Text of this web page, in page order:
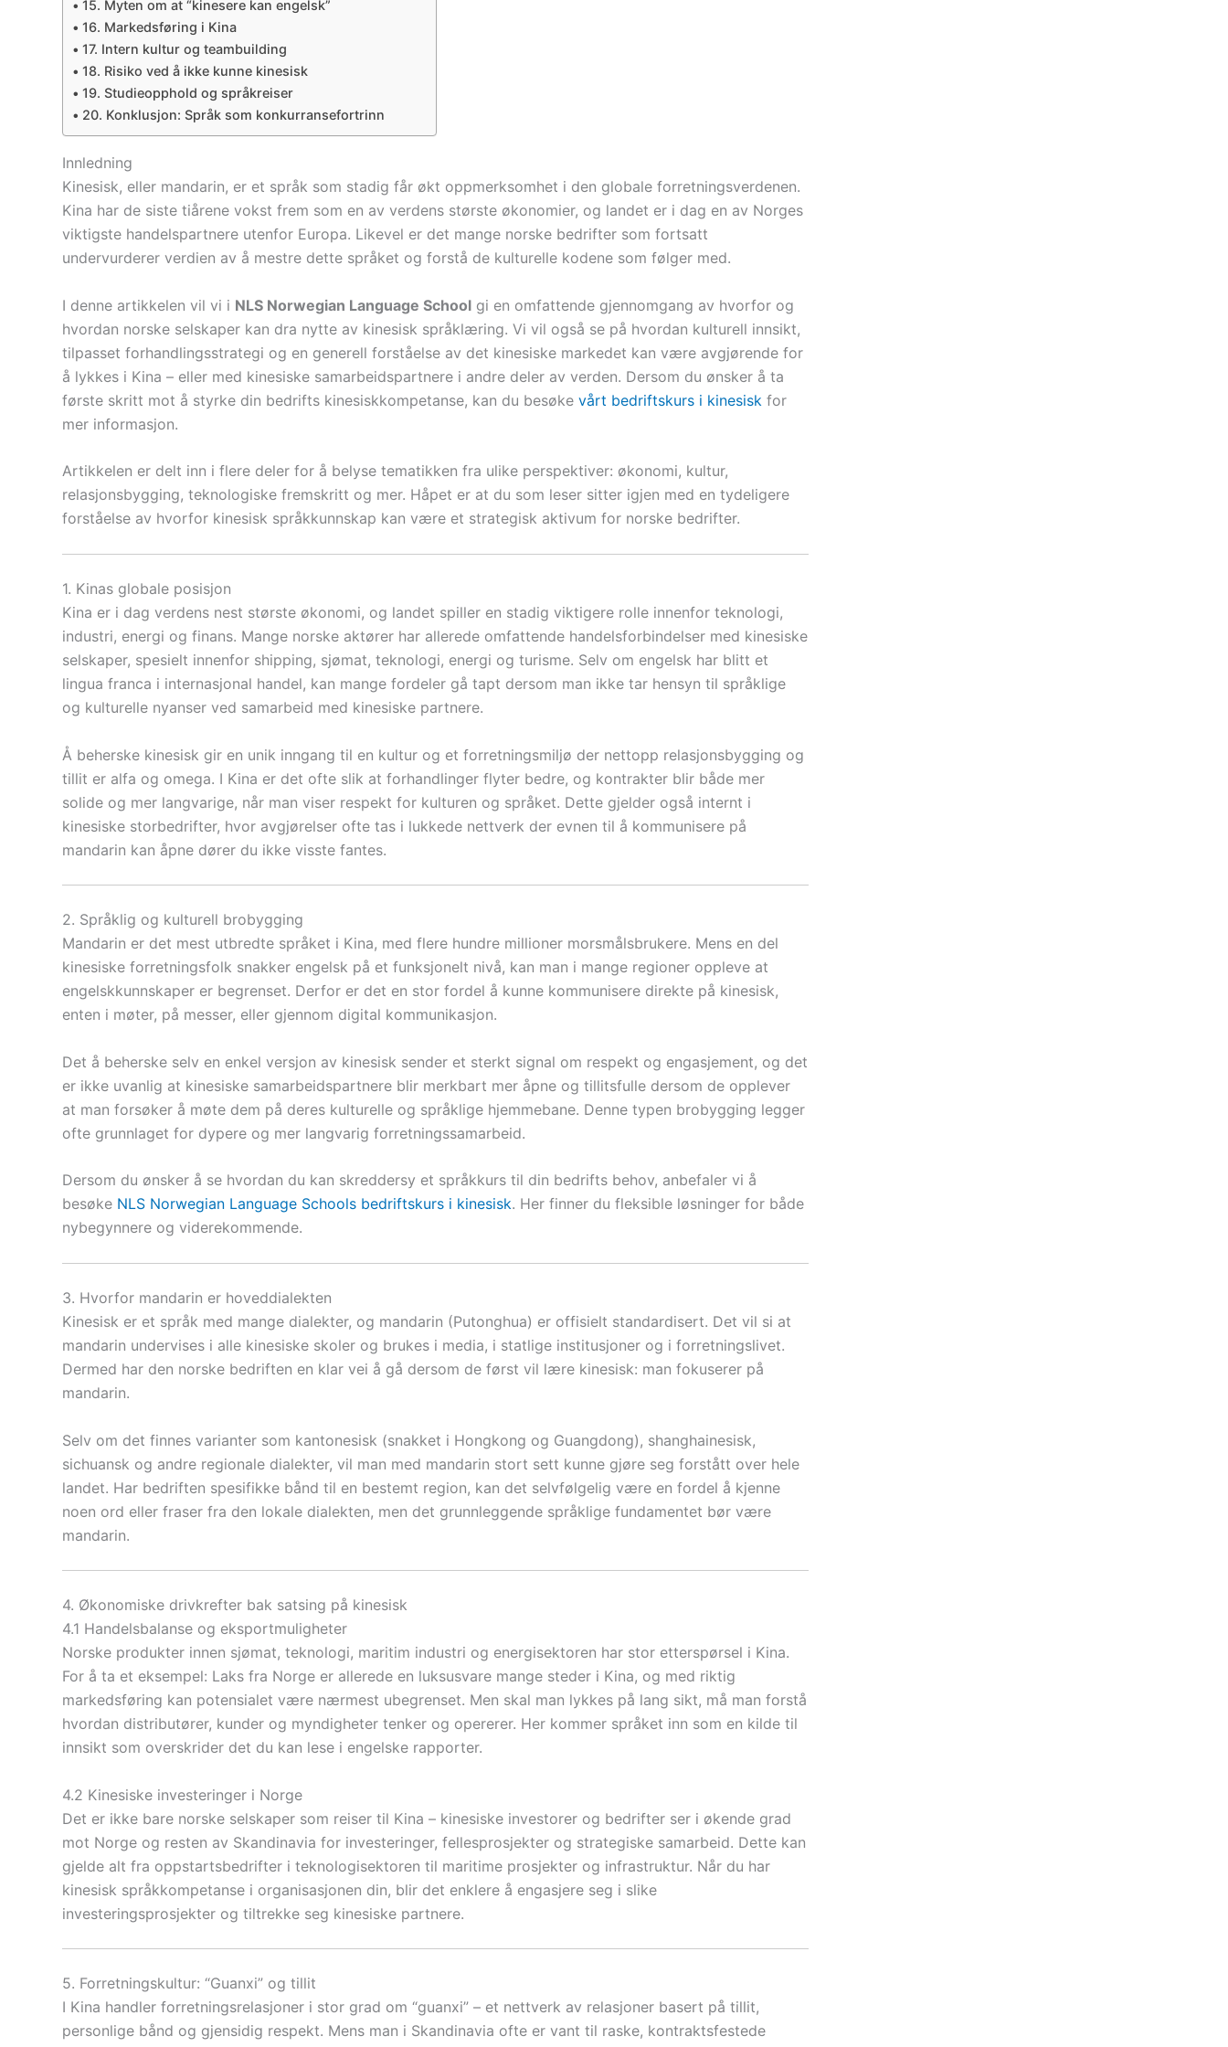
15. Myten om at “kinesere kan engelsk”
16. Markedsføring i Kina
17. Intern kultur og teambuilding
18. Risiko ved å ikke kunne kinesisk
19. Studieopphold og språkreiser
20. Konklusjon: Språk som konkurransefortrinn
Innledning
Kinesisk, eller mandarin, er et språk som stadig får økt oppmerksomhet i den globale forretningsverdenen.
Kina har de siste tiårene vokst frem som en av verdens største økonomier, og landet er i dag en av Norges
viktigste handelspartnere utenfor Europa. Likevel er det mange norske bedrifter som fortsatt
undervurderer verdien av å mestre dette språket og forstå de kulturelle kodene som følger med.
I denne artikkelen vil vi i NLS Norwegian Language School gi en omfattende gjennomgang av hvorfor og
hvordan norske selskaper kan dra nytte av kinesisk språklæring. Vi vil også se på hvordan kulturell innsikt,
tilpasset forhandlingsstrategi og en generell forståelse av det kinesiske markedet kan være avgjørende for
å lykkes i Kina – eller med kinesiske samarbeidspartnere i andre deler av verden. Dersom du ønsker å ta
første skritt mot å styrke din bedrifts kinesiskkompetanse, kan du besøke vårt bedriftskurs i kinesisk for
mer informasjon.
Artikkelen er delt inn i flere deler for å belyse tematikken fra ulike perspektiver: økonomi, kultur,
relasjonsbygging, teknologiske fremskritt og mer. Håpet er at du som leser sitter igjen med en tydeligere
forståelse av hvorfor kinesisk språkkunnskap kan være et strategisk aktivum for norske bedrifter.
1. Kinas globale posisjon
Kina er i dag verdens nest største økonomi, og landet spiller en stadig viktigere rolle innenfor teknologi,
industri, energi og finans. Mange norske aktører har allerede omfattende handelsforbindelser med kinesiske
selskaper, spesielt innenfor shipping, sjømat, teknologi, energi og turisme. Selv om engelsk har blitt et
lingua franca i internasjonal handel, kan mange fordeler gå tapt dersom man ikke tar hensyn til språklige
og kulturelle nyanser ved samarbeid med kinesiske partnere.
Å beherske kinesisk gir en unik inngang til en kultur og et forretningsmiljø der nettopp relasjonsbygging og
tillit er alfa og omega. I Kina er det ofte slik at forhandlinger flyter bedre, og kontrakter blir både mer
solide og mer langvarige, når man viser respekt for kulturen og språket. Dette gjelder også internt i
kinesiske storbedrifter, hvor avgjørelser ofte tas i lukkede nettverk der evnen til å kommunisere på
mandarin kan åpne dører du ikke visste fantes.
2. Språklig og kulturell brobygging
Mandarin er det mest utbredte språket i Kina, med flere hundre millioner morsmålsbrukere. Mens en del
kinesiske forretningsfolk snakker engelsk på et funksjonelt nivå, kan man i mange regioner oppleve at
engelskkunnskaper er begrenset. Derfor er det en stor fordel å kunne kommunisere direkte på kinesisk,
enten i møter, på messer, eller gjennom digital kommunikasjon.
Det å beherske selv en enkel versjon av kinesisk sender et sterkt signal om respekt og engasjement, og det
er ikke uvanlig at kinesiske samarbeidspartnere blir merkbart mer åpne og tillitsfulle dersom de opplever
at man forsøker å møte dem på deres kulturelle og språklige hjemmebane. Denne typen brobygging legger
ofte grunnlaget for dypere og mer langvarig forretningssamarbeid.
Dersom du ønsker å se hvordan du kan skreddersy et språkkurs til din bedrifts behov, anbefaler vi å
besøke NLS Norwegian Language Schools bedriftskurs i kinesisk. Her finner du fleksible løsninger for både
nybegynnere og viderekommende.
3. Hvorfor mandarin er hoveddialekten
Kinesisk er et språk med mange dialekter, og mandarin (Putonghua) er offisielt standardisert. Det vil si at
mandarin undervises i alle kinesiske skoler og brukes i media, i statlige institusjoner og i forretningslivet.
Dermed har den norske bedriften en klar vei å gå dersom de først vil lære kinesisk: man fokuserer på
mandarin.
Selv om det finnes varianter som kantonesisk (snakket i Hongkong og Guangdong), shanghainesisk,
sichuansk og andre regionale dialekter, vil man med mandarin stort sett kunne gjøre seg forstått over hele
landet. Har bedriften spesifikke bånd til en bestemt region, kan det selvfølgelig være en fordel å kjenne
noen ord eller fraser fra den lokale dialekten, men det grunnleggende språklige fundamentet bør være
mandarin.
4. Økonomiske drivkrefter bak satsing på kinesisk
4.1 Handelsbalanse og eksportmuligheter
Norske produkter innen sjømat, teknologi, maritim industri og energisektoren har stor etterspørsel i Kina.
For å ta et eksempel: Laks fra Norge er allerede en luksusvare mange steder i Kina, og med riktig
markedsføring kan potensialet være nærmest ubegrenset. Men skal man lykkes på lang sikt, må man forstå
hvordan distributører, kunder og myndigheter tenker og opererer. Her kommer språket inn som en kilde til
innsikt som overskrider det du kan lese i engelske rapporter.
4.2 Kinesiske investeringer i Norge
Det er ikke bare norske selskaper som reiser til Kina – kinesiske investorer og bedrifter ser i økende grad
mot Norge og resten av Skandinavia for investeringer, fellesprosjekter og strategiske samarbeid. Dette kan
gjelde alt fra oppstartsbedrifter i teknologisektoren til maritime prosjekter og infrastruktur. Når du har
kinesisk språkkompetanse i organisasjonen din, blir det enklere å engasjere seg i slike
investeringsprosjekter og tiltrekke seg kinesiske partnere.
5. Forretningskultur: “Guanxi” og tillit
I Kina handler forretningsrelasjoner i stor grad om “guanxi” – et nettverk av relasjoner basert på tillit,
personlige bånd og gjensidig respekt. Mens man i Skandinavia ofte er vant til raske, kontraktsfestede